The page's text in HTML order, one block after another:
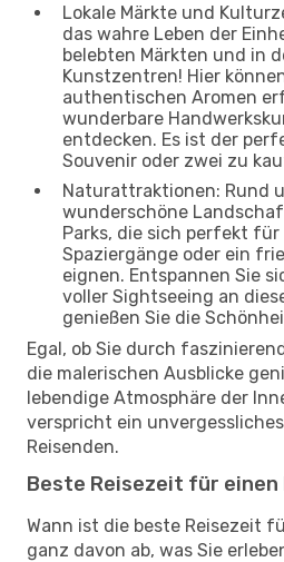
Lokale Märkte und
das wahre Leben der
belebten Märkten und in
Kunstzentren! Hier
authentischen Aromen
wunderbare
entdecken. Es ist der
Souvenir oder zwei zu
Naturattraktionen: Rund
wunderschöne
Parks, die sich perfekt
Spaziergänge oder ein
eignen. Entspannen Sie
voller Sightseeing an
genießen Sie die
Egal, ob Sie durch
die malerischen Ausblicke
lebendige Atmosphäre der
verspricht ein
Reisenden.
Beste Reisezeit für einen
Wann ist die beste Reisezeit
ganz davon ab, was Sie